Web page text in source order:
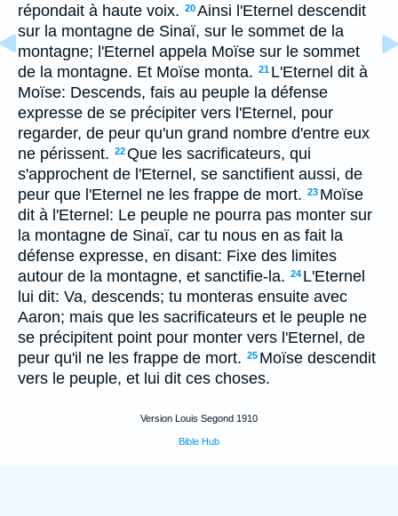
répondait à haute voix. 20Ainsi l'Eternel descendit
sur la montagne de Sinaï, sur le sommet de la
montagne; l'Eternel appela Moïse sur le sommet
de la montagne. Et Moïse monta. 21 L'Eternel dit à
Moïse: Descends, fais au peuple la défense
expresse de se précipiter vers l'Eternel, pour
regarder, de peur qu'un grand nombre d'entre eux
ne périssent. 22Que les sacrificateurs, qui
s'approchent de l'Eternel, se sanctifient aussi, de
peur que l'Eternel ne les frappe de mort. 23 Moïse
dit à l'Eternel: Le peuple ne pourra pas monter sur
la montagne de Sinaï, car tu nous en as fait la
défense expresse, en disant: Fixe des limites
autour de la montagne, et sanctifie-la. 24 L'Eternel
lui dit: Va, descends; tu monteras ensuite avec
Aaron; mais que les sacrificateurs et le peuple ne
se précipitent point pour monter vers l'Eternel, de
peur qu'il ne les frappe de mort. 25 Moïse descendit
vers le peuple, et lui dit ces choses.
Version Louis Segond 1910
Bible Hub